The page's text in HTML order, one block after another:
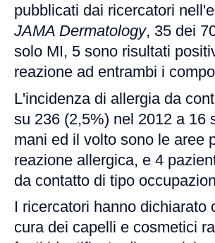
pubblicati dai ricercatori
JAMA Dermatology, 35 dei
solo MI, 5 sono risultati
reazione ad entrambi i
L'incidenza di allergia da
su 236 (2,5%) nel 2012 a 16
mani ed il volto sono le aree
reazione allergica, e 4
da contatto di tipo
I ricercatori hanno dichiarato
cura dei capelli e cosmetici